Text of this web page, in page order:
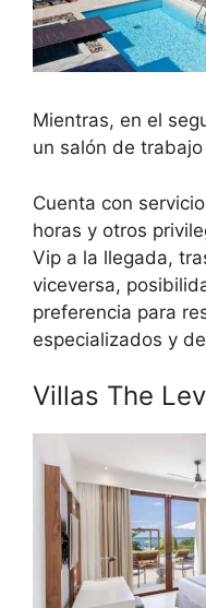
Mientras, en el
un salón de
Cuenta con
horas y otros
Vip a la llegada,
viceversa,
preferencia para
especializados y
Villas The